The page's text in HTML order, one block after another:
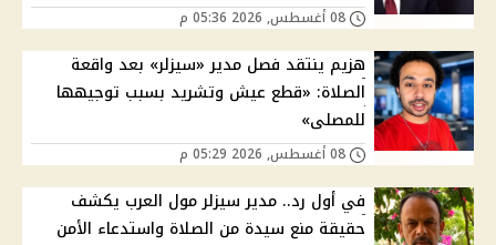
هزيم ينتقد فصل مدير «سيزلر» بعد واقعة
الصلاة: «قطع عيش وتشريد بسبب توجيهها
للمصلى»
في أول رد.. مدير سيزلر مول العرب يكشف
حقيقة منع سيدة من الصلاة واستدعاء الأمن